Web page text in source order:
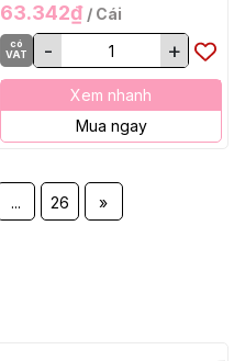
63.342₫ / Cái
có
VAT
- +
Xem nhanh
Mua ngay
... 26 »